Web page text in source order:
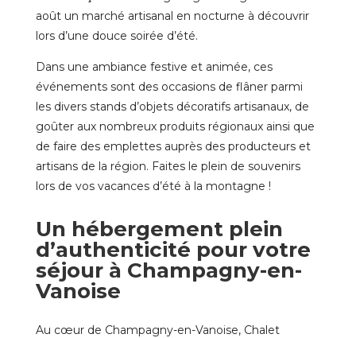
août un marché artisanal en nocturne à découvrir
lors d’une douce soirée d’été.
Dans une ambiance festive et animée, ces
événements sont des occasions de flâner parmi
les divers stands d’objets décoratifs artisanaux, de
goûter aux nombreux produits régionaux ainsi que
de faire des emplettes auprès des producteurs et
artisans de la région. Faites le plein de souvenirs
lors de vos vacances d’été à la montagne !
Un hébergement plein
d’authenticité pour votre
séjour à Champagny-en-
Vanoise
Au cœur de Champagny-en-Vanoise, Chalet